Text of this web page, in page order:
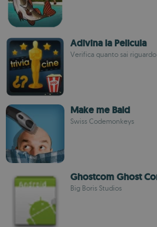
Adivina la Pelicula
Verifica quanto sai
Make me Bald
Swiss Codemonkeys
Ghostcom Ghost
Big Boris Studios